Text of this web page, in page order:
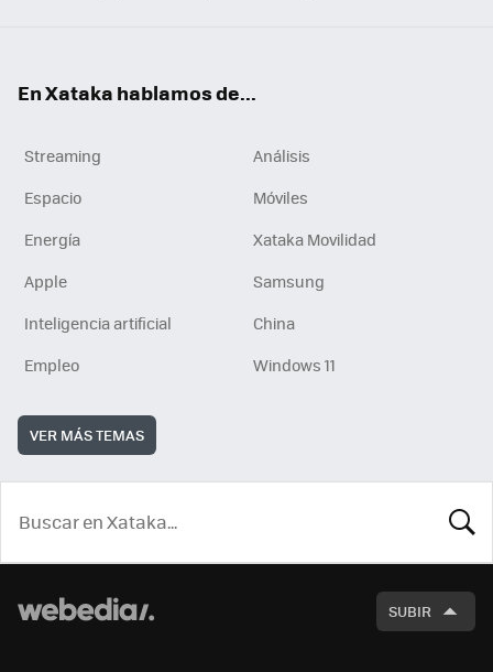
En Xataka hablamos de...
Streaming
Análisis
Espacio
Móviles
Energía
Xataka Movilidad
Apple
Samsung
Inteligencia artificial
China
Empleo
Windows 11
VER MÁS TEMAS
SUBIR